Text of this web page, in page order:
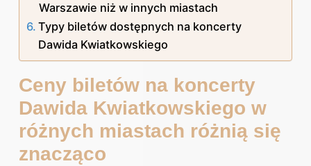
Warszawie niż w innych miastach
Typy biletów dostępnych na koncerty
Dawida Kwiatkowskiego
Ceny biletów na koncerty
Dawida Kwiatkowskiego w
różnych miastach różnią się
znacząco